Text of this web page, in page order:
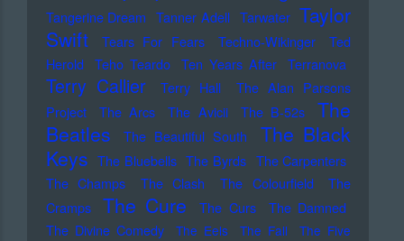
Tangerine Dream Tanner Adell Tarwater Taylor
Swift
Tears For Fears Techno-Wikinger
Ted
Herold
Teho Teardo Ten Years After Terranova
Terry Callier Terry Hall
The Alan Parsons
Project
The Arcs The Avicii The B-52s
The
Beatles
The Beautiful South
The Black
Keys The Bluebells The Byrds The Carpenters
The Champs
The Clash The Colourfield
The
Cramps
The Cure The Curs
The Damned
The Divine Comedy
The Eels The Fall
The Five